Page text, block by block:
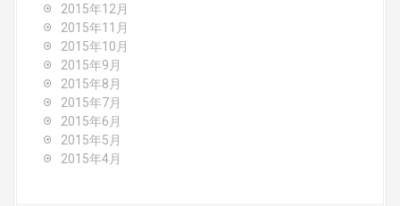
2015年12月
2015年11月
2015年10月
2015年9月
2015年8月
2015年7月
2015年6月
2015年5月
2015年4月